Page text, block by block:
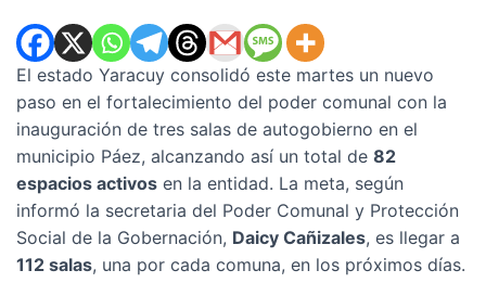
El estado Yaracuy consolidó este martes un nuevo
paso en el fortalecimiento del poder comunal con la
inauguración de tres salas de autogobierno en el
municipio Páez, alcanzando así un total de 82
espacios activos en la entidad. La meta, según
informó la secretaria del Poder Comunal y Protección
Social de la Gobernación, Daicy Cañizales, es llegar a
112 salas, una por cada comuna, en los próximos días.